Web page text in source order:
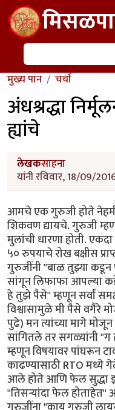
Skip to main content
शोध
मुख्य पान चर्चा
अंधश्रद्धा
ह्यांचे
लेखकसाहना
यांनी रविवार, 18/09/
आमचे एक गुरुजी होते नेहमी
शिकवण द्यायचे. गुरुजी
मुलांची धारणा होती.
५० रुपयाचे रोख बक्षीस
गुरुजींनी "बाळ तुझ्या
सांगून लिफाफा आपल्या
हे तुझे पैसे" म्हणून सर्वां
विश्वासामुळे मी पैसे वगैरे
पुढे) मन त्यांच्या मागे
सांगितले तर सगळ्यांनी
म्हणून विषयावर पांघरून
काढण्यासाठी RTO मध्ये
आले होते आणि फेल सुद्धा
"तिसऱ्यांदा फेल होताहेत"